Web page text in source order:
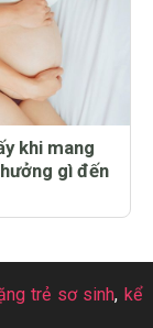
khi mang
gì đến
trẻ sơ sinh,kể